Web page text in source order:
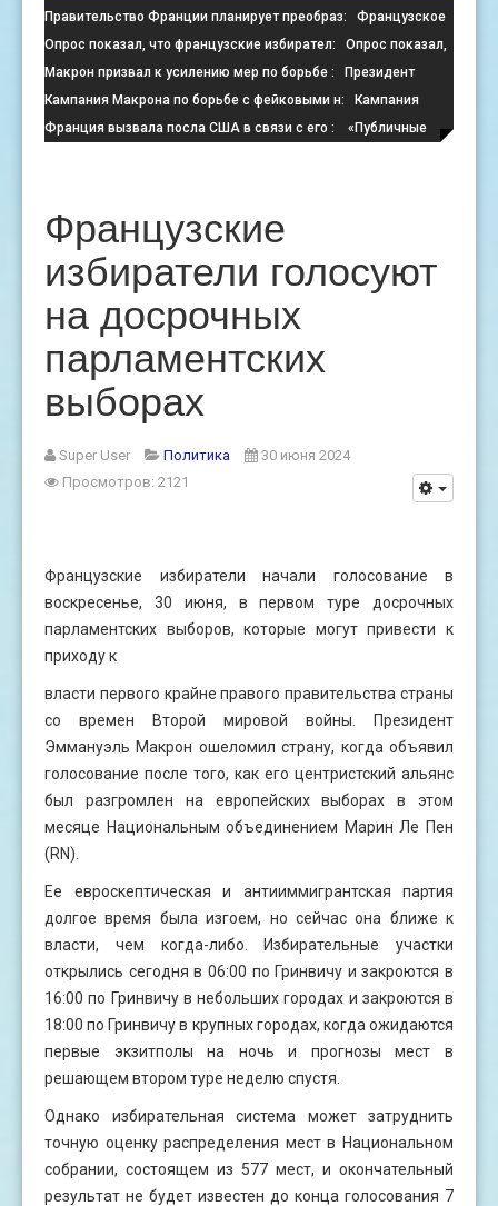
Правительство Франции планирует преобраз: Французское
правительство настаивает на преобразовании пустующих оф
Опрос показал, что французские избирател: Опрос показал,
что французские избиратели больше стремятся помешать
Макрон призвал к усилению мер по борьбе : Президент
Франции Эммануэль Макрон призвал к активизации усилий
по
Кампания Макрона по борьбе с фейковыми н: Кампания
президента Франции Эмманюэля Макрона по борьбе с
Франция вызвала посла США в связи с его : «Публичные
Французские
избиратели голосуют
на досрочных
парламентских
выборах
Super User Политика
30 июня 2024
Просмотров: 2121
Французские избиратели начали голосование в
воскресенье, 30 июня, в первом туре досрочных
парламентских выборов, которые могут привести к
приходу к
власти первого крайне правого правительства страны
со времен Второй мировой войны. Президент
Эммануэль Макрон ошеломил страну, когда объявил
голосование после того, как его центристский альянс
был разгромлен на европейских выборах в этом
месяце Национальным объединением Марин Ле Пен
(RN).
Ее евроскептическая и антииммигрантская партия
долгое время была изгоем, но сейчас она ближе к
власти, чем когда-либо. Избирательные участки
открылись сегодня в 06:00 по Гринвичу и закроются в
16:00 по Гринвичу в небольших городах и закроются в
18:00 по Гринвичу в крупных городах, когда ожидаются
первые экзитполы на ночь и прогнозы мест в
решающем втором туре неделю спустя.
Однако избирательная система может затруднить
точную оценку распределения мест в Национальном
собрании, состоящем из 577 мест, и окончательный
результат не будет известен до конца голосования 7